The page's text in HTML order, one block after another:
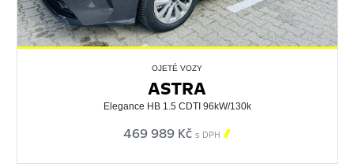
OJETÉ VOZY
ASTRA
Elegance HB 1.5 CDTI 96kW/130k
469 989 Kč s DPH 